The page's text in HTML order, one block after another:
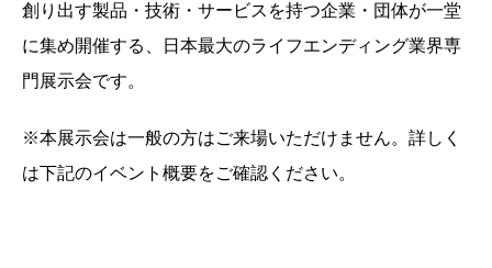
創り出す製品・技術・サービスを持つ企業・団体が一堂
に集め開催する、日本最大のライフエンディング業界専
門展示会です。
※本展示会は一般の方はご来場いただけません。詳しく
は下記のイベント概要をご確認ください。